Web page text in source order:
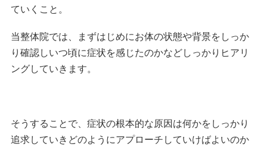
ていくこと。
当整体院では、まずはじめにお体の状態や背景をしっか
り確認しいつ頃に症状を感じたのかなどしっかりヒアリ
ングしていきます。
そうすることで、症状の根本的な原因は何かをしっかり
追求していきどのようにアプローチしていけばよいのか